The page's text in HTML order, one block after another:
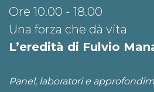
Ore 10.00 - 18.00
Una forza che dà vita
L’eredità di Fulvio
Panel, laboratori e